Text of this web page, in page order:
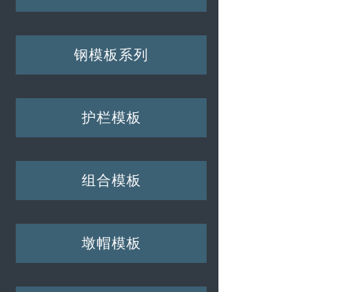
钢模板系列
护栏模板
组合模板
墩帽模板